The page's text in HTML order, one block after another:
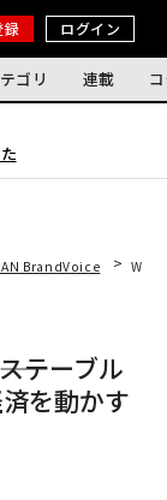
録 ログイン
ゴリ 連載
BrandVoice
テーブル
を動かす